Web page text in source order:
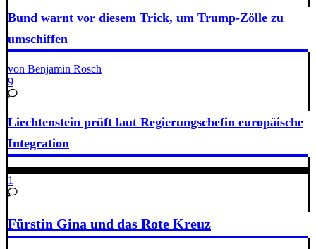
Bund warnt vor diesem Trick, um Trump-Zölle zu
umschiffen
von Benjamin Rosch
9
Liechtenstein prüft laut Regierungschefin europäische
Integration
1
Fürstin Gina und das Rote Kreuz